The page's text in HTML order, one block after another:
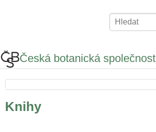
Hledat
Česká botanická společnost
Knihy